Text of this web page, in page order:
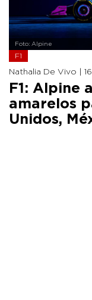
Foto: Alpine
F1
Nathalia De Vivo |
F1: Alpine
amarelos
Unidos,